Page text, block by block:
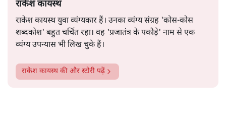
राकेश कायस्थ
राकेश कायस्थ युवा व्यंग्यकार हैं। उनका व्यंग्य संग्रह 'कोस-कोस
शब्दकोश' बहुत चर्चित रहा। वह 'प्रजातंत्र के पकौड़े' नाम से एक
व्यंग्य उपन्यास भी लिख चुके हैं।
राकेश कायस्थ की और स्टोरी पढ़ें